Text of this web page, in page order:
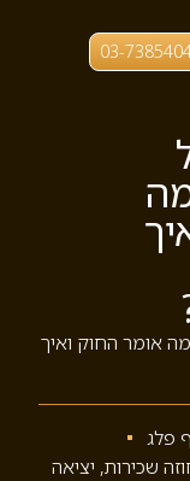
03-
מה אומר החוק ואיך
פלג
שכירות, יציאה